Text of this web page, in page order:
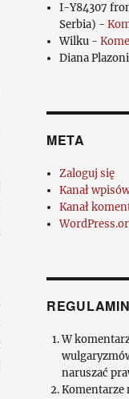
I-Y84307
Serbia) -
Wilku -
Diana
META
Zaloguj się
Kanał
Kanał
W
naruszać
Komentarze